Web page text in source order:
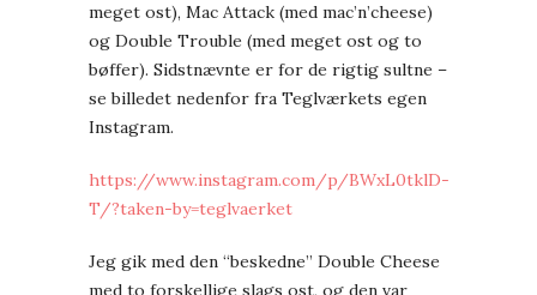
meget ost), Mac Attack (med mac’n’cheese)
og Double Trouble (med meget ost og to
bøffer). Sidstnævnte er for de rigtig sultne –
se billedet nedenfor fra Teglværkets egen
Instagram.
https://www.instagram.com/p/BWxL0tklD-
T/?taken-by=teglvaerket
Jeg gik med den “beskedne” Double Cheese
med to forskellige slags ost, og den var